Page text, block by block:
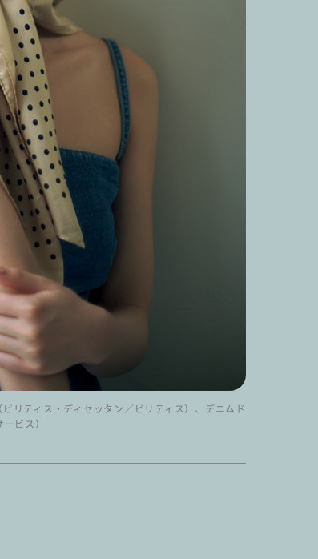
リティス・ディセッタン／ビリティス）、デニムド
ビス）